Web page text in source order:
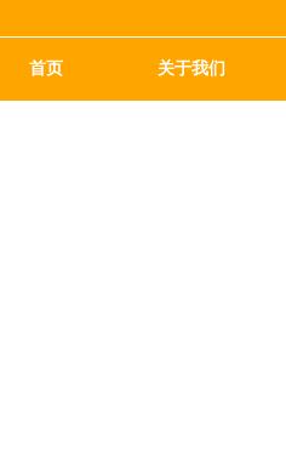
首页 关于我们